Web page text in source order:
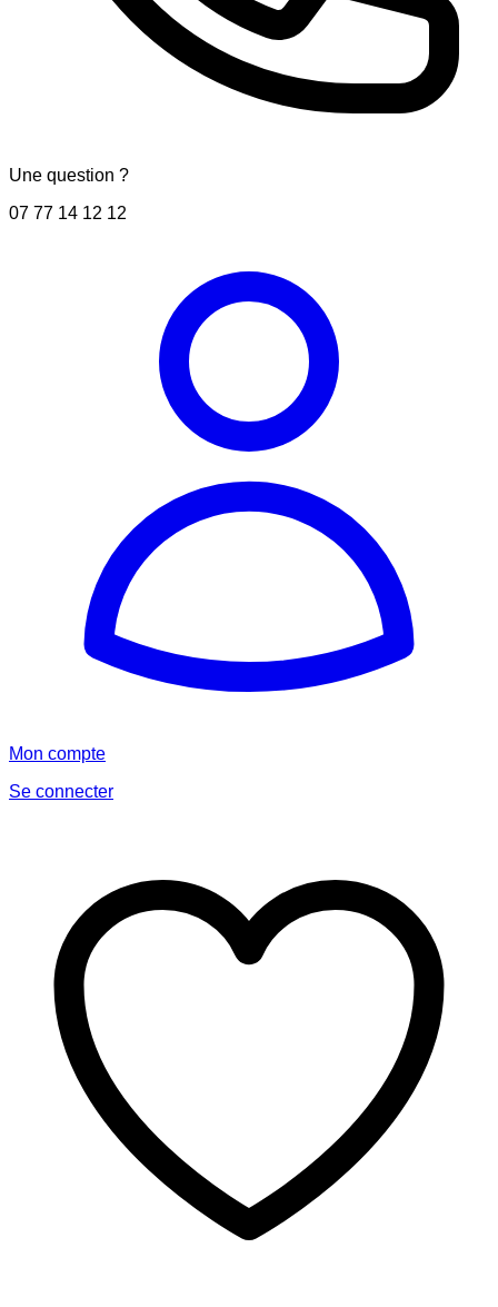
Une question ?
07 77 14 12 12
Mon compte
Se connecter